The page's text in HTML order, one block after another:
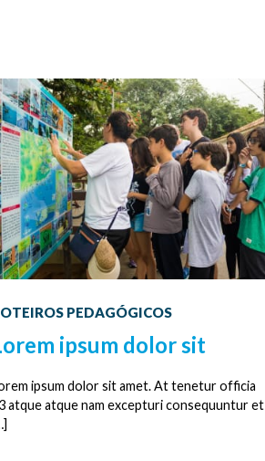
PEDAGÓGICOS
ipsum dolor sit
ipsum dolor sit amet. At tenetur officia
atque atque nam excepturi consequuntur et